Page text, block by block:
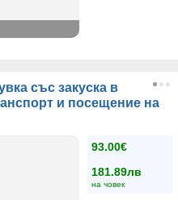
със закуска в
и посещение на
93.00€
181.89лв
на човек